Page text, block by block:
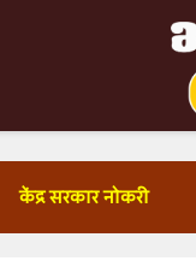
केंद्र सरकार नोकरी